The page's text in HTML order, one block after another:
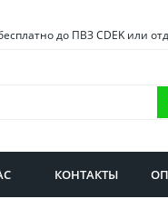
до ПВЗ CDEK или
КОНТАКТЫ